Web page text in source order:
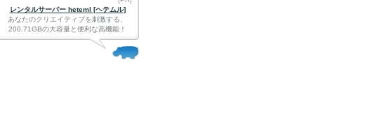
レンタルサーバー heteml [ヘテムル]
あなたのクリエイティブを刺激する、
200.71GBの大容量と便利な高機能！